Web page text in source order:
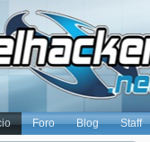
Foro Blog Staff